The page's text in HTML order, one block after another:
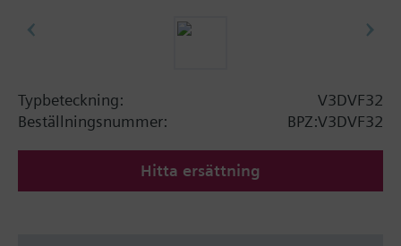
Typbeteckning:
V3DVF32
Beställningsnummer:
BPZ:V3DVF32
Hitta ersättning